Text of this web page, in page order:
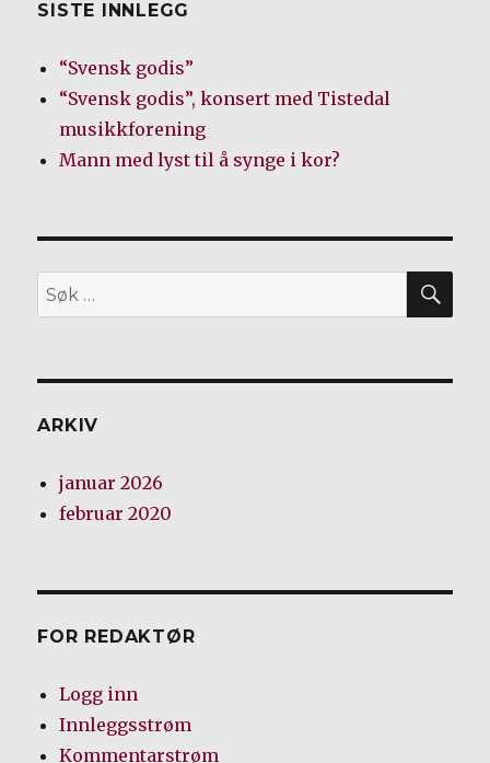
SISTE INNLEGG
“Svensk godis”
“Svensk godis”, konsert med Tistedal
musikkforening
Mann med lyst til å synge i kor?
Søk
etter:
ARKIV
januar 2026
februar 2020
FOR REDAKTØR
Logg inn
Innleggsstrøm
Kommentarstrøm